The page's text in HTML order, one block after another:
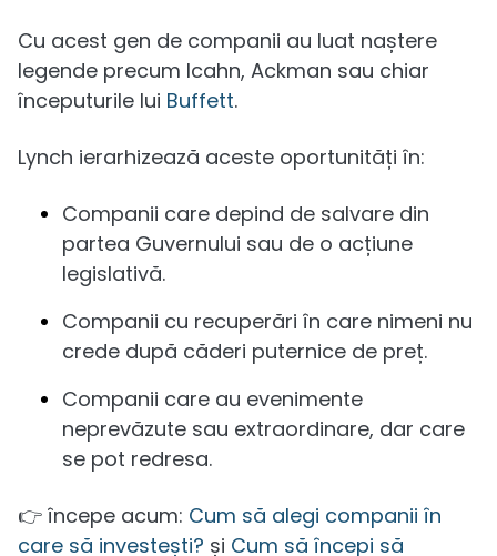
Cu acest gen de companii au luat naștere
legende precum Icahn, Ackman sau chiar
începuturile lui Buffett.
Lynch ierarhizează aceste oportunități în:
Companii care depind de salvare din
partea Guvernului sau de o acțiune
legislativă.
Companii cu recuperări în care nimeni nu
crede după căderi puternice de preț.
Companii care au evenimente
neprevăzute sau extraordinare, dar care
se pot redresa.
👉 începe acum: Cum să alegi companii în
care să investești? și Cum să începi să